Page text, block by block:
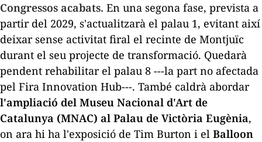
Congressos acabats. En una segona fase, prevista a
partir del 2029, s'actualitzarà el palau 1, evitant així
deixar sense activitat firal el recinte de Montjuïc
durant el seu projecte de transformació. Quedarà
pendent rehabilitar el palau 8 ---la part no afectada
pel Fira Innovation Hub---. També caldrà abordar
l'ampliació del Museu Nacional d'Art de
Catalunya (MNAC) al Palau de Victòria Eugènia,
on ara hi ha l'exposició de Tim Burton i el Balloon